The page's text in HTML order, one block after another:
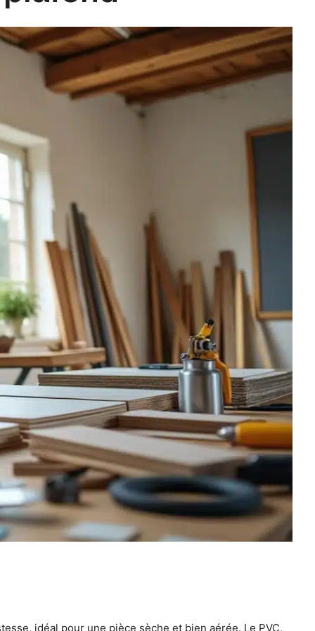
idéal pour une pièce sèche et bien aérée. Le PVC,